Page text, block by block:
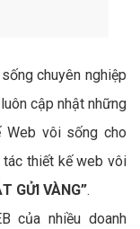
chuyên nghiệp
cập nhật những
Web vôi sống cho
tác thiết kế web vôi
GỬI VÀNG”.
của nhiều doanh